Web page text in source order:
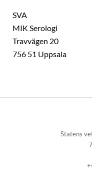
SVA
MIK Serologi
Travvägen 20
756 51 Uppsala
Statens